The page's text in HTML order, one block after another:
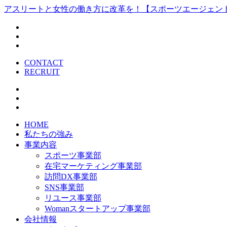
アスリートと女性の働き方に改革を！【スポーツエージェン
CONTACT
RECRUIT
HOME
私たちの強み
事業内容
スポーツ事業部
在宅マーケティング事業部
訪問DX事業部
SNS事業部
リユース事業部
Womanスタートアップ事業部
会社情報